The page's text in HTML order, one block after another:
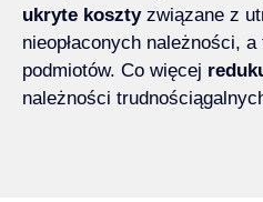
ukryte kosztyzwiązane z
nieopłaconych należności,
podmiotów. Co więcej
należności